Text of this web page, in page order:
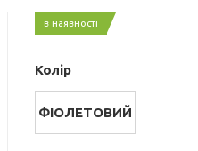
в наявності
Колір
ФІОЛЕТОВИЙ